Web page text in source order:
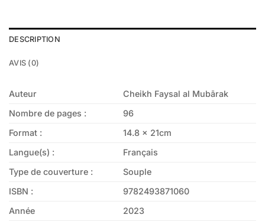
DESCRIPTION
AVIS (0)
Auteur
Cheikh Faysal al Mubārak
Nombre de pages :
96
Format :
14.8 x 21cm
Langue(s) :
Français
Type de couverture :
Souple
ISBN :
9782493871060
Année
2023